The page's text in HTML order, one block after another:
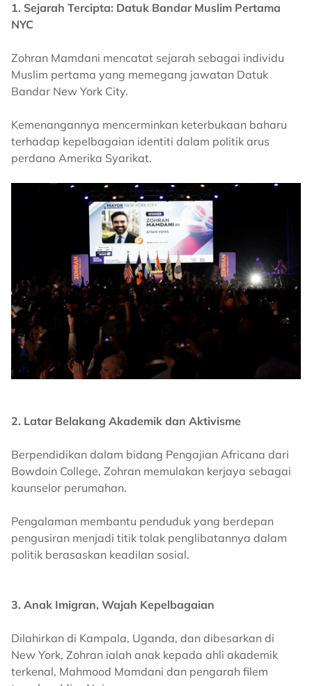
1. Sejarah Tercipta: Datuk Bandar Muslim Pertama
NYC
Zohran Mamdani mencatat sejarah sebagai individu
Muslim pertama yang memegang jawatan Datuk
Bandar New York City.
Kemenangannya mencerminkan keterbukaan baharu
terhadap kepelbagaian identiti dalam politik arus
perdana Amerika Syarikat.
2. Latar Belakang Akademik dan Aktivisme
Berpendidikan dalam bidang Pengajian Africana dari
Bowdoin College, Zohran memulakan kerjaya sebagai
kaunselor perumahan.
Pengalaman membantu penduduk yang berdepan
pengusiran menjadi titik tolak penglibatannya dalam
politik berasaskan keadilan sosial.
3. Anak Imigran, Wajah Kepelbagaian
Dilahirkan di Kampala, Uganda, dan dibesarkan di
New York, Zohran ialah anak kepada ahli akademik
terkenal, Mahmood Mamdani dan pengarah filem